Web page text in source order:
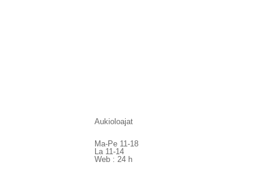
Aukioloajat
Ma-Pe 11-18
La 11-14
Web : 24 h